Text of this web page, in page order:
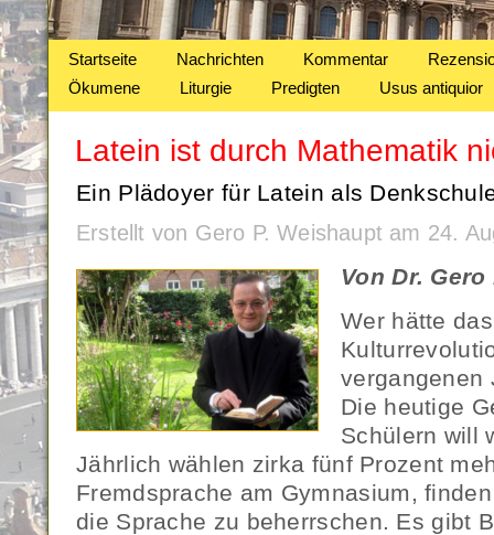
Startseite Nachrichten Kommentar
Ökumene
Liturgie Predigten Usus antiquior
Latein ist durch Mathematik
Ein Plädoyer für Latein als
Erstellt von Gero P. Weishaupt am 24.
Von Dr.
Wer hätte
vergangenen
Die heutige
Schülern will
Jährlich wählen zirka fünf Prozent
Fremdsprache am Gymnasium,
die Sprache zu beherrschen. Es gibt